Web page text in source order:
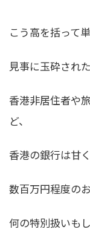
こう高を括って
見事に玉砕され
香港非居住者や
ど、
香港の銀行は甘
数百万円程度の
何の特別扱いも